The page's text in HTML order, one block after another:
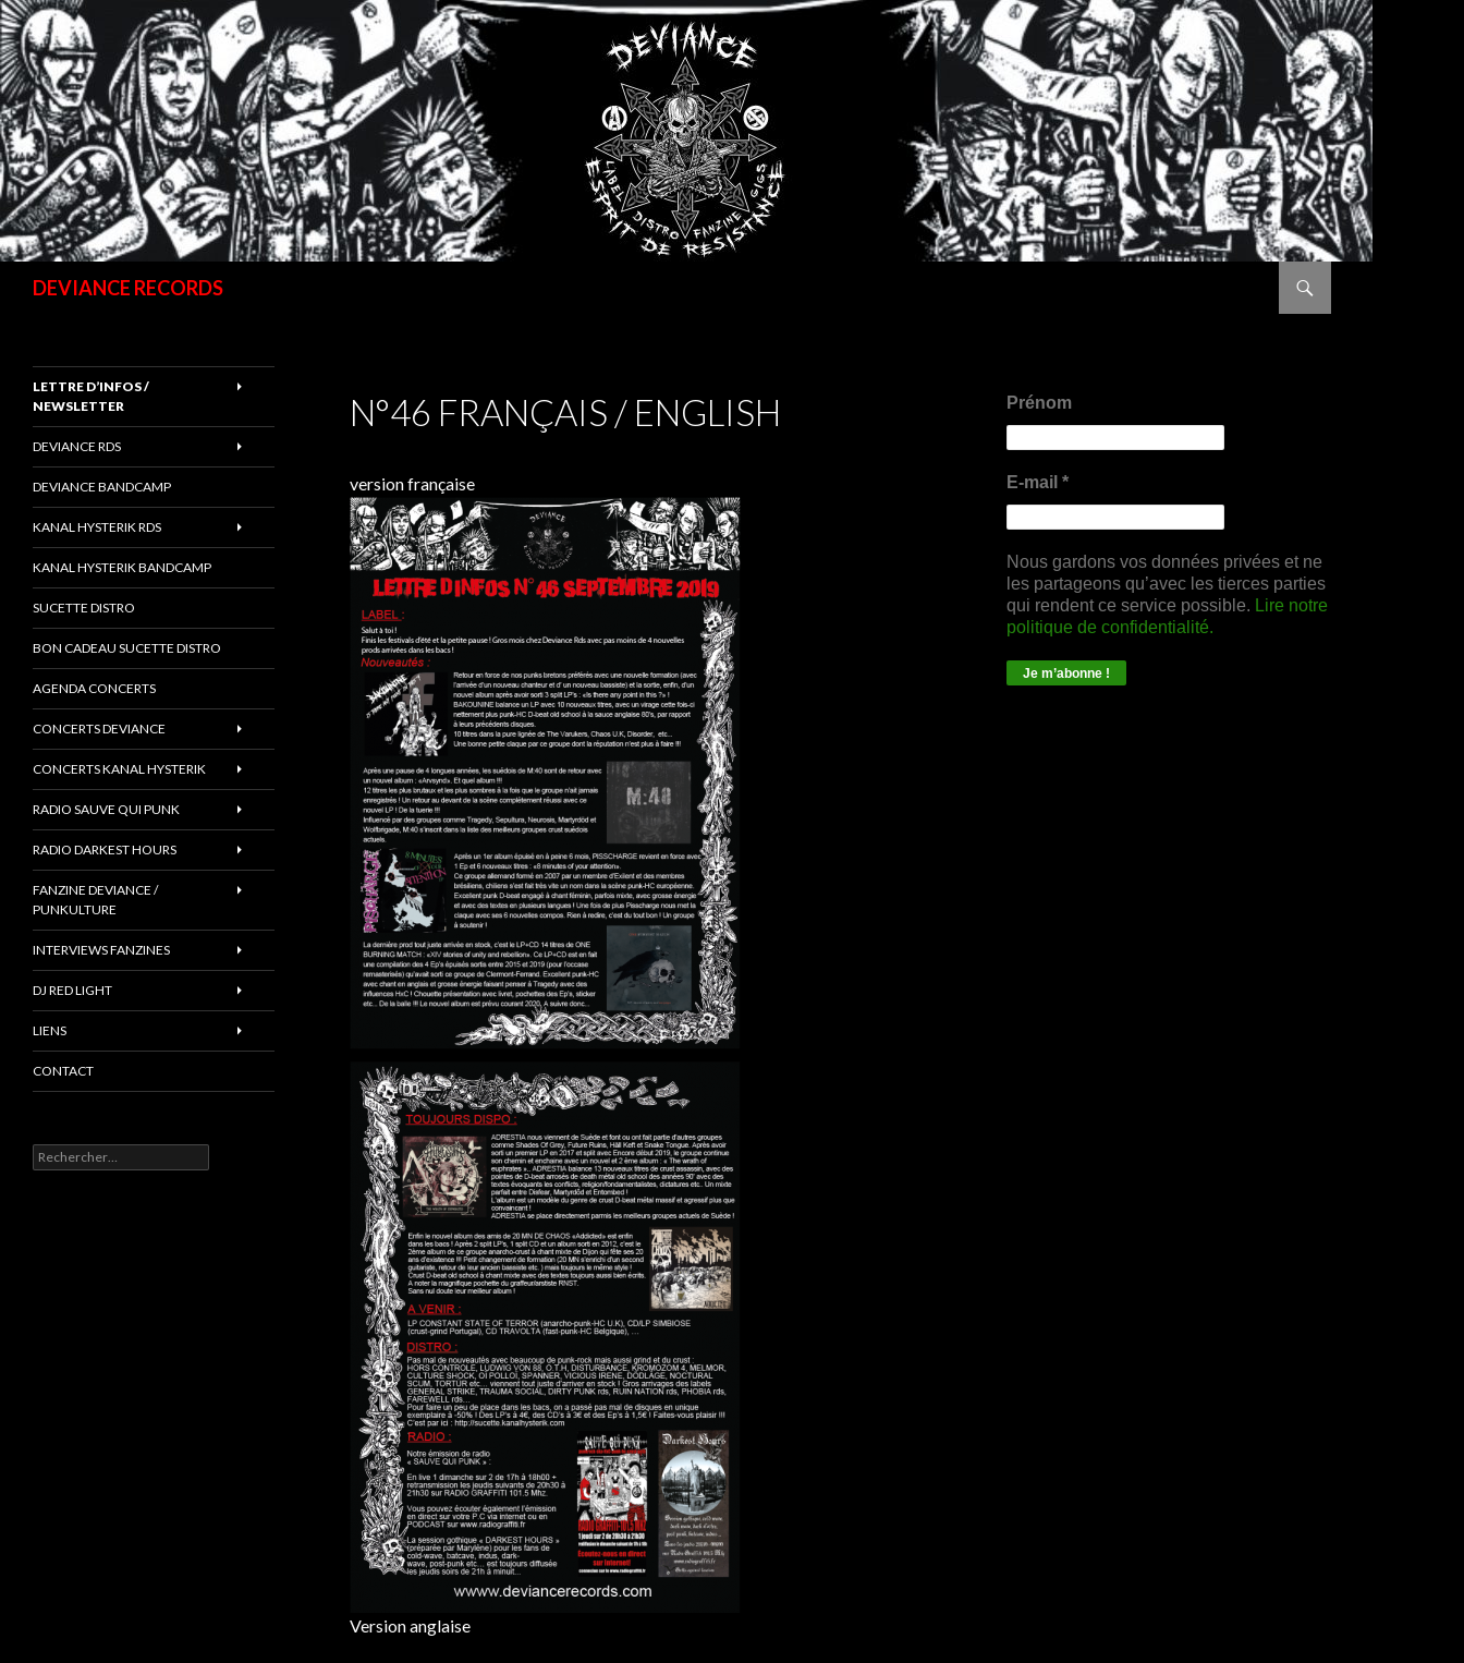
DEVIANCE RECORDS
N°46 FRANÇAIS / ENGLISH
version française
Version anglaise
Prénom
E-mail *
Nous gardons vos données privées et ne
les partageons qu’avec les tierces parties
qui rendent ce service possible. Lire notre
politique de confidentialité.
LETTRE D’INFOS /
NEWSLETTER
DEVIANCE RDS
DEVIANCE BANDCAMP
KANAL HYSTERIK RDS
KANAL HYSTERIK BANDCAMP
SUCETTE DISTRO
BON CADEAU SUCETTE DISTRO
AGENDA CONCERTS
CONCERTS DEVIANCE
CONCERTS KANAL HYSTERIK
RADIO SAUVE QUI PUNK
RADIO DARKEST HOURS
FANZINE DEVIANCE /
PUNKULTURE
INTERVIEWS FANZINES
DJ RED LIGHT
LIENS
CONTACT
Rechercher :